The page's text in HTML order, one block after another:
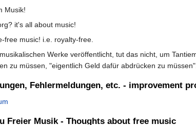
Musik!
it's all about music!
free music! i.e. royalty-free.
Werke veröffentlicht, tut das nicht, um
zu müssen, "eigentlich Geld dafür abdrücken zu müssen".
Fehlermeldungen, etc. - improvement
Freier Musik - Thoughts about free music